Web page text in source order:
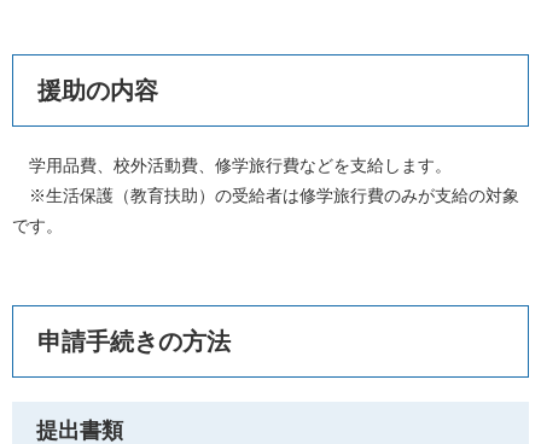
援助の内容
学用品費、校外活動費、修学旅行費などを支給します。
※生活保護（教育扶助）の受給者は修学旅行費のみが支給の対象
です。
申請手続きの方法
提出書類